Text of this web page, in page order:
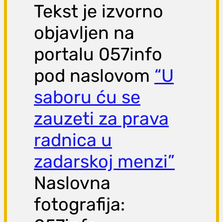
Tekst je izvorno
objavljen na
portalu 057info
pod naslovom “U
saboru ću se
zauzeti za prava
radnica u
zadarskoj menzi”
Naslovna
fotografija: